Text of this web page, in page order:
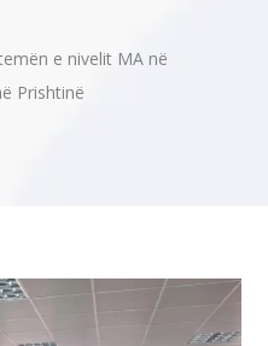
e nivelit MA në
Prishtinë